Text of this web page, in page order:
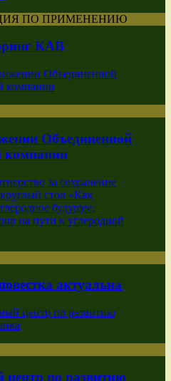
ПО ПРИМЕНЕНИЮ
КАВ
Объединенной
компании
актуальна
по развитию